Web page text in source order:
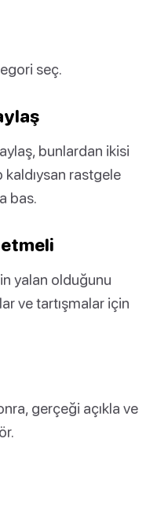
seç.
bunlardan ikisi
kaldıysan rastgele
bas.
yalan olduğunu
ve tartışmalar için
gerçeği açıkla ve